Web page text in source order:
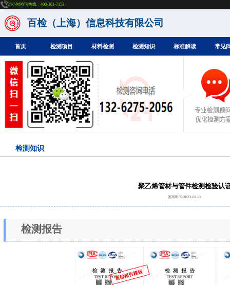
24小时咨询热线：400-101-7153
百检（上海）信息科技有限公司
首页 检测项目 材料检测 检测知识 标准解读 常见
检测知识
聚乙烯管材与管件检测检验认
发布时间:2023-08-04
检测报告